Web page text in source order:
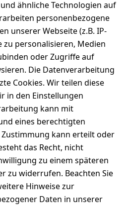
ähnliche Technologien auf
personenbezogene
unserer Webseite (z.B. IP-
zu personalisieren, Medien
oder Zugriffe auf
Die Datenverarbeitung
Cookies. Wir teilen diese
in den Einstellungen
kann mit
eines berechtigten
kann erteilt oder
das Recht, nicht
zu einem späteren
zu widerrufen. Beachten Sie
Hinweise zur
Daten in unserer